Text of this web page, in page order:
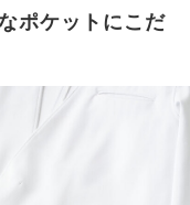
ポケットにこだ